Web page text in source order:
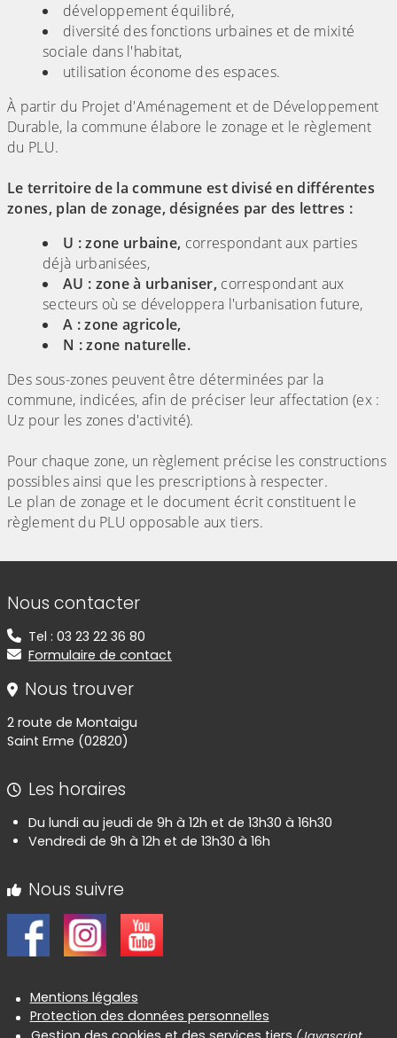
développement équilibré,
diversité des fonctions urbaines et de mixité
sociale dans l'habitat,
utilisation économe des espaces.
À partir du Projet d'Aménagement et de Développement
Durable, la commune élabore le zonage et le règlement
du PLU.
Le territoire de la commune est divisé en différentes
zones, plan de zonage, désignées par des lettres :
U : zone urbaine, correspondant aux parties
déjà urbanisées,
AU : zone à urbaniser, correspondant aux
secteurs où se développera l'urbanisation future,
A : zone agricole,
N : zone naturelle.
Des sous-zones peuvent être déterminées par la
commune, indicées, afin de préciser leur affectation (ex :
Uz pour les zones d'activité).
Pour chaque zone, un règlement précise les constructions
possibles ainsi que les prescriptions à respecter.
Le plan de zonage et le document écrit constituent le
règlement du PLU opposable aux tiers.
Informations de contact
Nous contacter
Tel : 03 23 22 36 80
Formulaire de contact
Nous trouver
2 route de Montaigu
Saint Erme (02820)
Les horaires
Du lundi au jeudi de 9h à 12h et de 13h30 à 16h30
Vendredi de 9h à 12h et de 13h30 à 16h
Nous suivre
Informations réglementaires
Mentions légales
Protection des données personnelles